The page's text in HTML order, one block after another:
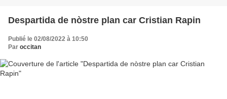
Despartida de nòstre plan car Cristian Rapin
Publié le 02/08/2022 à 10:50
Par occitan